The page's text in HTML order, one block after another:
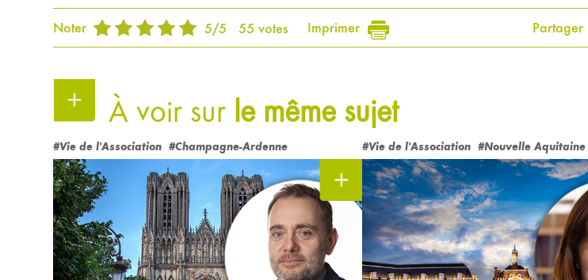
Noter 5/5 55 votes Imprimer Partager
À voir sur le même sujet
#Vie de l'Association #Champagne-Ardenne #Vie de l'Association #Nouvelle Aquitaine